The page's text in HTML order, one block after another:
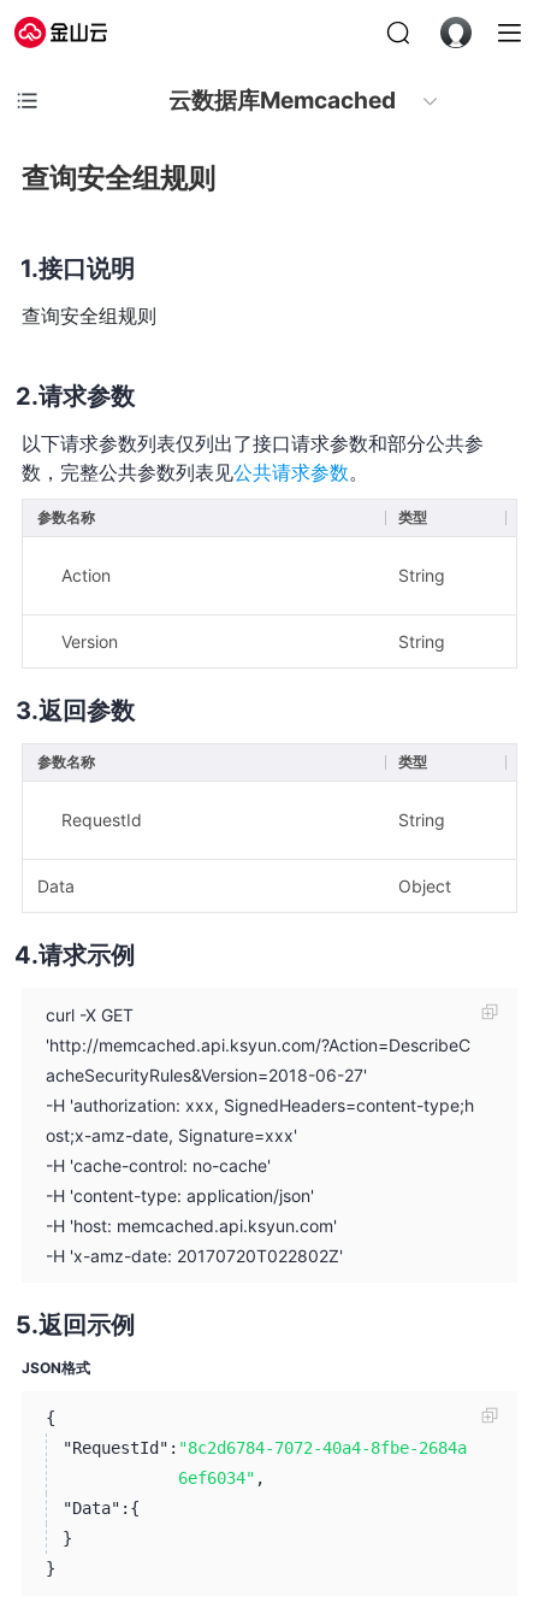
云数据库Memcached
查询安全组规则
接口说明
查询安全组规则
请求参数
以下请求参数列表仅列出了接口请求参数和部分公共参
数，完整公共参数列表见公共请求参数。
参数名称 类型
Action String
Version String
返回参数
参数名称 类型
RequestId String
Data Object
请求示例
curl -X GET
'http://memcached.api.ksyun.com/?Action=DescribeC
acheSecurityRules&Version=2018-06-27'
-H 'authorization: xxx, SignedHeaders=content-type;h
ost;x-amz-date, Signature=xxx'
-H 'cache-control: no-cache'
-H 'content-type: application/json'
-H 'host: memcached.api.ksyun.com'
-H 'x-amz-date: 20170720T022802Z'
返回示例
JSON格式
{
"RequestId": "8c2d6784-7072-40a4-8fbe-2684a
6ef6034" ,
"Data": {
}
}